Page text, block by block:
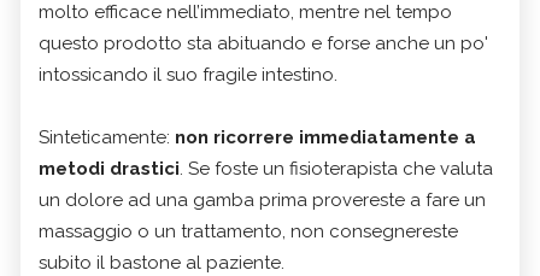
molto efficace nell’immediato, mentre nel tempo
questo prodotto sta abituando e forse anche un po'
intossicando il suo fragile intestino.
Sinteticamente: non ricorrere immediatamente a
metodi drastici. Se foste un fisioterapista che valuta
un dolore ad una gamba prima provereste a fare un
massaggio o un trattamento, non consegnereste
subito il bastone al paziente.